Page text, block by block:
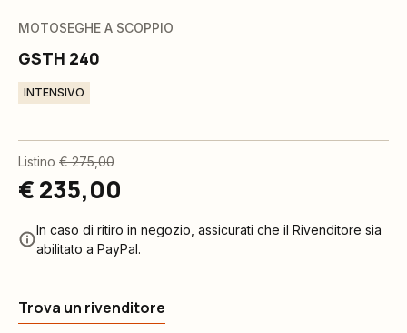
MOTOSEGHE A SCOPPIO
GSTH 240
INTENSIVO
Listino € 275,00
€ 235,00
In caso di ritiro in negozio, assicurati che il Rivenditore sia
abilitato a PayPal.
Trova un rivenditore